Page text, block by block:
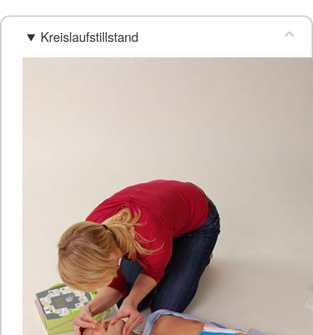
Kreislaufstillstand